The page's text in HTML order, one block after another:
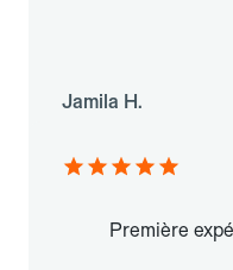
Jamila H.
Première